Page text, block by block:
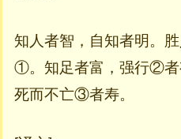
知人者智，自知者明。
①。知足者富，强行②者
死而不亡③者寿。